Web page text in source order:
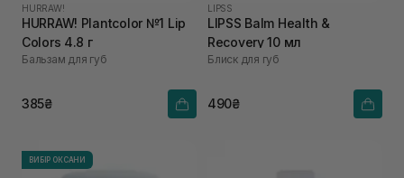
HURRAW!
HURRAW! Plantcolor №1 Lip
Colors 4.8 г
Бальзам для губ
385₴
LIPSS
LIPSS Balm Health &
Recovery 10 мл
Блиск для губ
490₴
ВИБІР ОКСАНИ